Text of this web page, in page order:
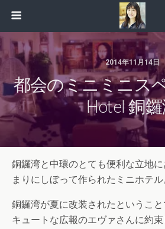
2014年11月14日
都会のミニミニス
Hotel 銅
銅鑼湾と中環のとても便利な立地
まりにしぼって作られたミニホテル
銅鑼湾が夏に改装されたということ
キュートな広報のエヴァさんに約